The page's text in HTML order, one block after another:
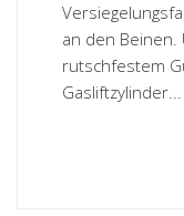
an den Beinen.
rutschfestem
Gasliftzylinder...